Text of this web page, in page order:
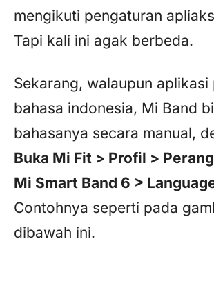
mengikuti pengaturan
Tapi kali ini agak berbeda.
Sekarang, walaupun aplikasi
bahasa indonesia, Mi Band
bahasanya secara manual,
Buka Mi Fit > Profil >
Mi Smart Band 6 >
Contohnya seperti pada
dibawah ini.